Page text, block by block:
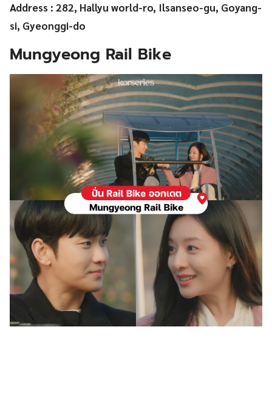
Address : 282, Hallyu world-ro, Ilsanseo-gu, Goyang-
si, Gyeonggi-do
Mungyeong Rail Bike